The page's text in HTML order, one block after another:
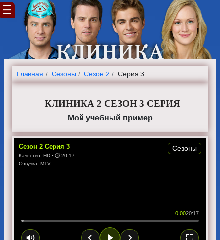
Главная Cезоны Сезон 2 Серия 3
КЛИНИКА 2 СЕЗОН 3 СЕРИЯ
Мой учебный пример
Сезон 2 Серия 3
Качество: HD • ⏱ 20:17
Озвучка: MTV
0:0020:17
Сезоны